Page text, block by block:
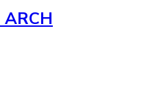
ARCH